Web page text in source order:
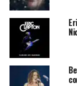
cet album une
en tournée, un
manquer du 4 au
SUJETS ASSOCIÉS: